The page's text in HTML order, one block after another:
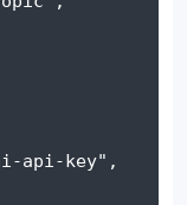
api-key" ,